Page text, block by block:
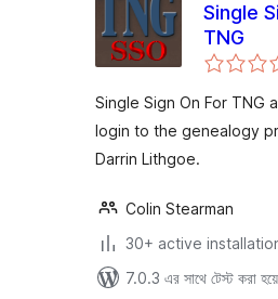
Single
TNG
Single Sign On For TNG
login to the genealogy
Darrin Lithgoe.
Colin Stearman
30+ active
7.0.3 এর সাথে টেস্ট করা